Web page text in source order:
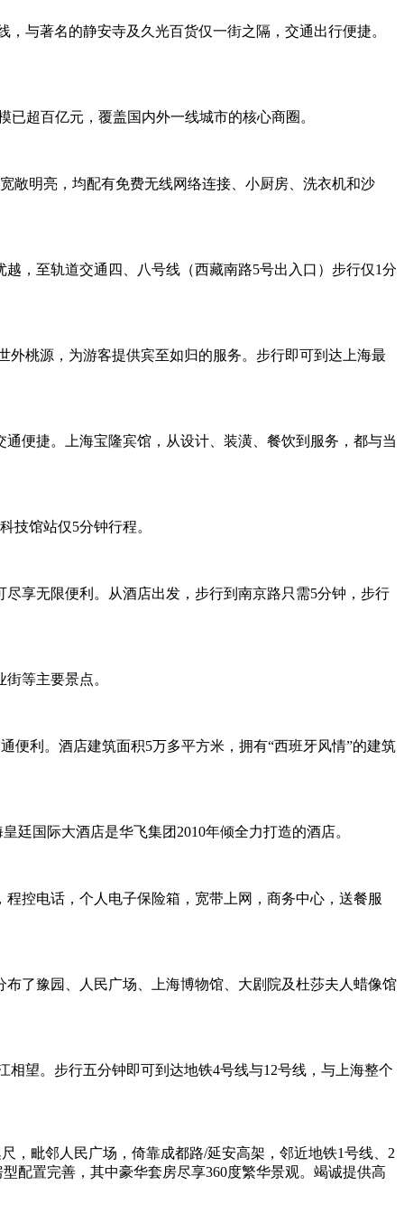
与著名的静安寺及久光百货仅一街之隔，交通出行便捷。
超百亿元，覆盖国内外一线城市的核心商圈。
敞明亮，均配有免费无线网络连接、小厨房、洗衣机和沙
，至轨道交通四、八号线（西藏南路5号出入口）步行仅1分
外桃源，为游客提供宾至如归的服务。步行即可到达上海最
便捷。上海宝隆宾馆，从设计、装潢、餐饮到服务，都与当
技馆站仅5分钟行程。
享无限便利。从酒店出发，步行到南京路只需5分钟，步行
等主要景点。
便利。酒店建筑面积5万多平方米，拥有“西班牙风情”的建筑
廷国际大酒店是华飞集团2010年倾全力打造的酒店。
控电话，个人电子保险箱，宽带上网，商务中心，送餐服
了豫园、人民广场、上海博物馆、大剧院及杜莎夫人蜡像馆
望。步行五分钟即可到达地铁4号线与12号线，与上海整个
，毗邻人民广场，倚靠成都路/延安高架，邻近地铁1号线、2
配置完善，其中豪华套房尽享360度繁华景观。竭诚提供高